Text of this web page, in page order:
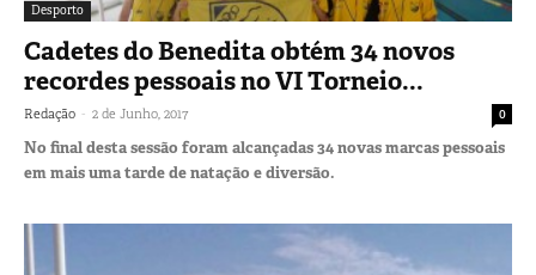
Desporto
Cadetes do Benedita obtém 34 novos
recordes pessoais no VI Torneio...
Redação - 2 de Junho, 2017 0
No final desta sessão foram alcançadas 34 novas marcas pessoais
em mais uma tarde de natação e diversão.